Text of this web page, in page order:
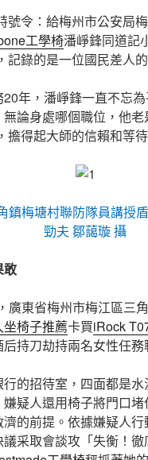
號令：給梅州市公安局
工學椅潘崢鋒同道記
錄的是一位國民差人的
年，潘崢鋒一直不忘
論身處哪個職位，他老
擔得起大師的信賴和等
鎮梅塘村聯防隊員講授
勁夫 鄒藹璇 攝
敢
廣東省梅州市梅江區三
坐椅子推薦卡買iRock
持刀劫持兩名女性任務
的招待室，四面都是
疑人還用椅子將門口
的前提。依據嫌疑人行
采取會談攻「失衡！